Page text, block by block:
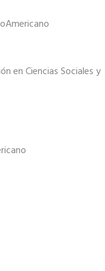
en Ciencias Sociales y